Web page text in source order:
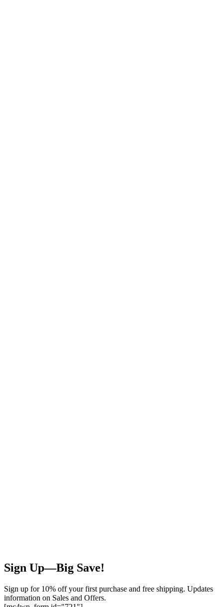
Sign Up—Big Save!
Sign up for 10% off your first purchase and free shipping. Updates
information on Sales and Offers.